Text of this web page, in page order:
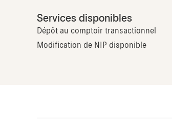
Services disponibles
Dépôt au comptoir transactionnel
Modification de NIP disponible